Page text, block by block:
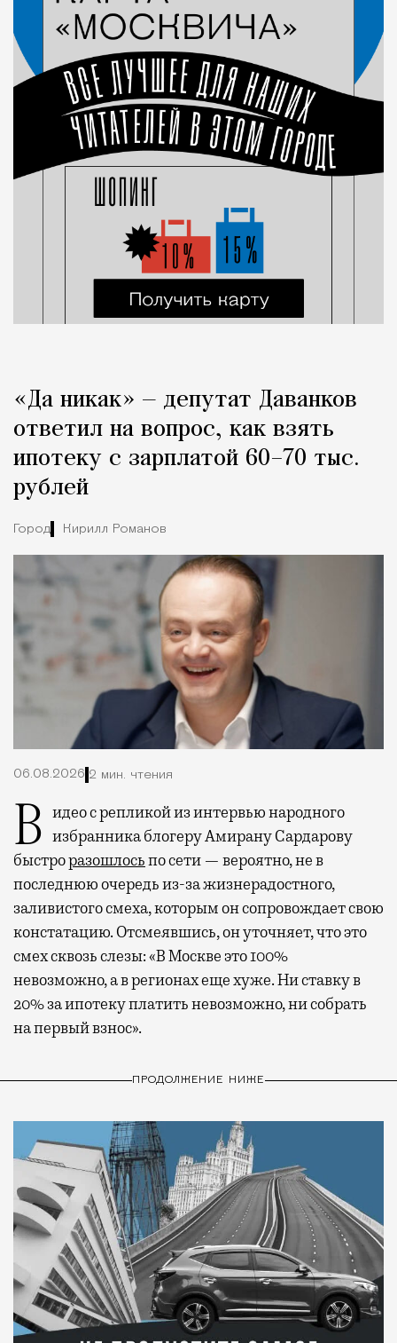
«Да никак» — депутат Даванков
ответил на вопрос, как взять
ипотеку с зарплатой 60–70 тыс.
рублей
Город Кирилл Романов
06.08.2026 2 мин. чтения
Видео с репликой из интервью народного избранника блогеру Амирану Сардарову
быстроразошлосьпо сети — вероятно, не в
последнюю очередь из-за жизнерадостного,
заливистого смеха, которым он сопровождает свою
констатацию. Отсмеявшись, он уточняет, что это
смех сквозь слезы: «В Москве это 100%
невозможно, а в регионах еще хуже. Ни ставку в
20% за ипотеку платить невозможно, ни собрать
на первый взнос».
ПРОДОЛЖЕНИЕ НИЖЕ